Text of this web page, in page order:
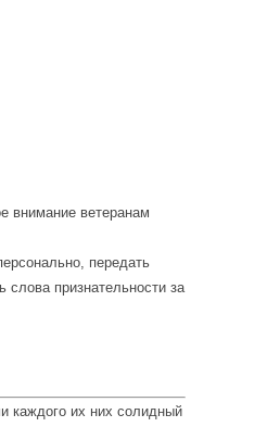
внимание ветеранам
передать
слова признательности за
каждого их них солидный